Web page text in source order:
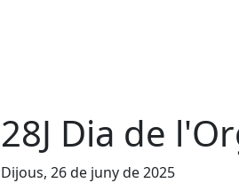
28J Dia de
Dijous, 26 de juny de 2025